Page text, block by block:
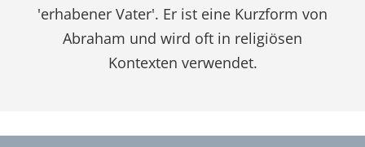
'erhabener Vater'. Er ist eine Kurzform von
Abraham und wird oft in religiösen
Kontexten verwendet.